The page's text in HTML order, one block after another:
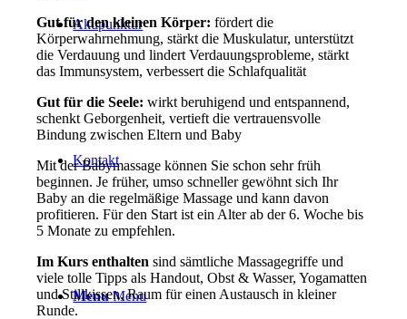
Akupunktur
Kontakt
Menu Menu
Gut für den kleinen Körper: fördert die
Körperwahrnehmung, stärkt die Muskulatur, unterstützt
die Verdauung und lindert Verdauungsprobleme, stärkt
das Immunsystem, verbessert die Schlafqualität
Gut für die Seele:wirkt beruhigend und entspannend,
schenkt Geborgenheit, vertieft die vertrauensvolle
Bindung zwischen Eltern und Baby
Mit der Babymassage können Sie schon sehr früh
beginnen. Je früher, umso schneller gewöhnt sich Ihr
Baby an die regelmäßige Massage und kann davon
profitieren. Für den Start ist ein Alter ab der 6. Woche bis
5 Monate zu empfehlen.
Im Kurs enthalten sind sämtliche Massagegriffe und
viele tolle Tipps als Handout, Obst & Wasser, Yogamatten
und Stillkissen, Raum für einen Austausch in kleiner
Runde.